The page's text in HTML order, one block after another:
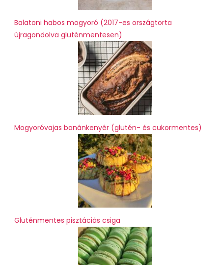
Balatoni habos mogyoró (2017-es országtorta
újragondolva gluténmentesen)
Mogyoróvajas banánkenyér (glutén- és cukormentes)
Gluténmentes pisztáciás csiga